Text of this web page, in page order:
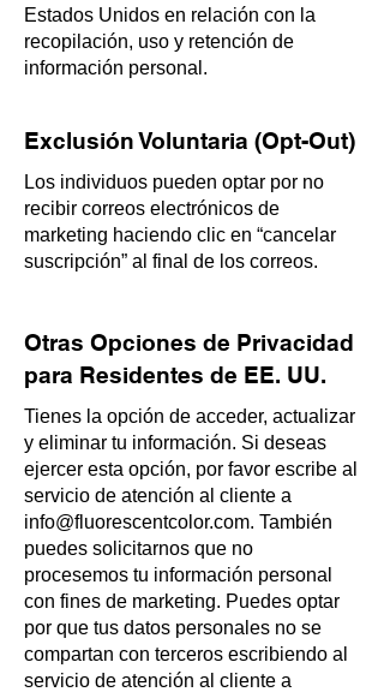
Estados Unidos en relación con la
recopilación, uso y retención de
información personal.
Exclusión Voluntaria (Opt-Out)
Los individuos pueden optar por no
recibir correos electrónicos de
marketing haciendo clic en “cancelar
suscripción” al final de los correos.
Otras Opciones de Privacidad
para Residentes de EE. UU.
Tienes la opción de acceder, actualizar
y eliminar tu información. Si deseas
ejercer esta opción, por favor escribe al
servicio de atención al cliente a
info@fluorescentcolor.com. También
puedes solicitarnos que no
procesemos tu información personal
con fines de marketing. Puedes optar
por que tus datos personales no se
compartan con terceros escribiendo al
servicio de atención al cliente a